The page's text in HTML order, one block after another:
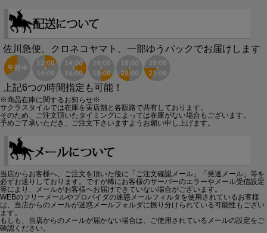
佐川急便、クロネコヤマト、一部ゆうパックでお届けします
上記6つの時間指定も可能！
※商品在庫に関するお知らせ※
サクラスタイルでは在庫を実店舗と各販路で共有しております。
そのため、ご注文頂いたタイミングによっては在庫がない場合もございます。
予めご了承いただき、ご注文下さいますようお願い申し上げます。
当店からお客様へ、ご注文を頂いた後に「ご注文確認メール」「発送メール」等を
必ずお送りしております。ですが稀にお客様のサーバーのエラーやメール受信設定
等により、メールがお客様へお届けできていない場合がございます。
WEBのフリーメールやプロバイダの迷惑メールフィルタを使用されているお客様
は、当店からのメールが迷惑メールフォルダに振り分けられている可能性もござい
ます。
もしも、当店からのメールが届かない場合は、ご使用されているメールの設定をご
確認ください。